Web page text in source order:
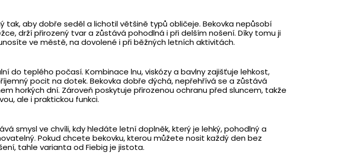
tak, aby dobře seděl a lichotil většině typů obličeje. Bekovka nepůsobí
drží přirozený tvar a zůstává pohodlná i při delším nošení. Díky tomu ji
ve městě, na dovolené i při běžných letních aktivitách.
do teplého počasí. Kombinace lnu, viskózy a bavlny zajišťuje lehkost,
pocit na dotek. Bekovka dobře dýchá, nepřehřívá se a zůstává
horkých dní. Zároveň poskytuje přirozenou ochranu před sluncem, takže
ale i praktickou funkci.
smysl ve chvíli, kdy hledáte letní doplněk, který je lehký, pohodlný a
Pokud chcete bekovku, kterou můžete nosit každý den bez
tahle varianta od Fiebig je jistota.